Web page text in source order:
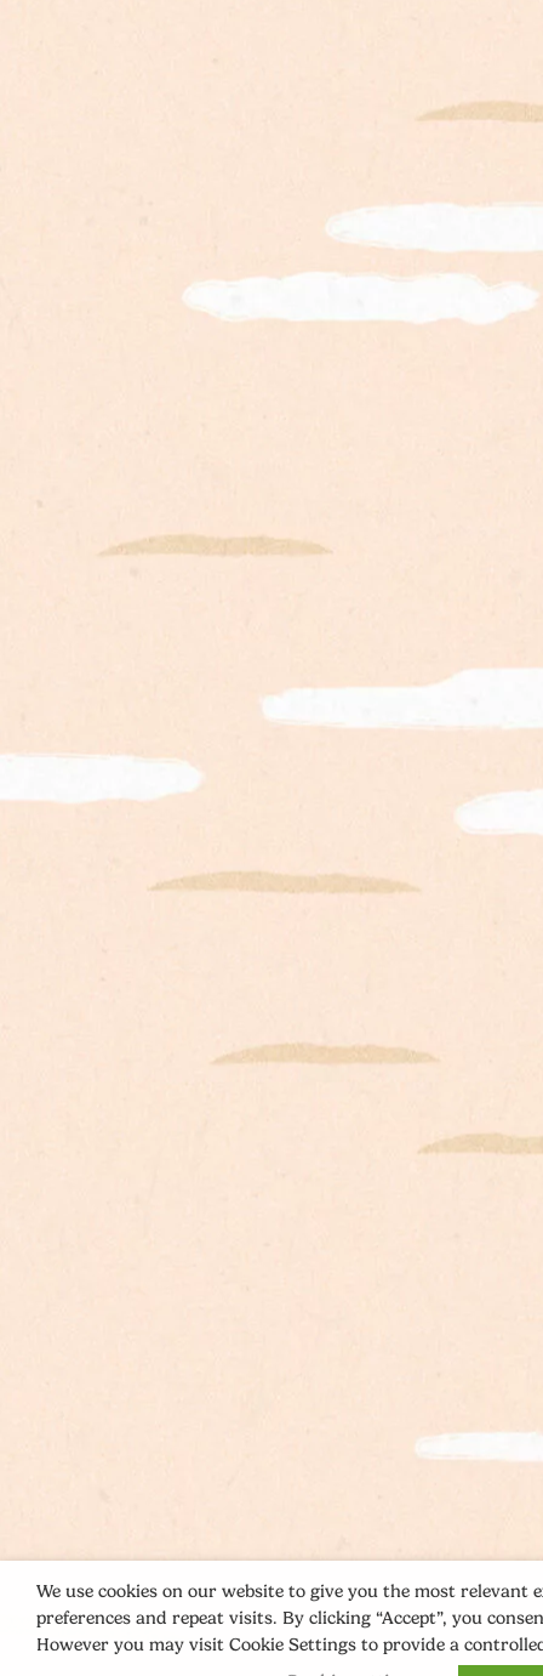
We use cookies on our website to give you the most relevant
preferences and repeat visits. By clicking “Accept”, you
However you may visit Cookie Settings to provide a